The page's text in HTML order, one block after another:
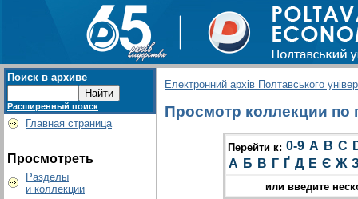
Поиск в архиве
Расширенный поиск
Главная страница
Просмотреть
Разделы
и коллекции
Електронний архів Полтавського
Просмотр коллекции по
Перейти к: 0-9 A B C
А Б В Г Ґ Д Е Є Ж
или введите